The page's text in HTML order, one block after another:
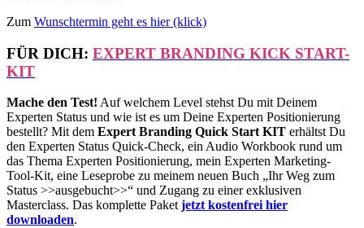
Zum Wunschtermin geht es hier(klick)
FÜR DICH: EXPERT BRANDING KICK START-
KIT
Mache den Test! Auf welchem Level stehst Du mit Deinem
Experten Status und wie ist es um Deine Experten Positionierung
bestellt? Mit dem Expert Branding Quick Start KIT erhältst Du
den Experten Status Quick-Check, ein Audio Workbook rund um
das Thema Experten Positionierung, mein Experten Marketing-
Tool-Kit, eine Leseprobe zu meinem neuen Buch „Ihr Weg zum
Status >>ausgebucht>>“ und Zugang zu einer exklusiven
Masterclass. Das komplette Paketjetzt kostenfrei hier
downloaden.